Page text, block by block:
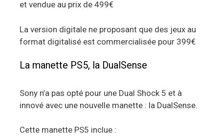
et vendue au prix de 499€
La version digitale ne proposant que des jeux au
format digitalisé est commercialisée pour 399€
La manette PS5, la DualSense
Sony n’a pas opté pour une Dual Shock 5 et à
innové avec une nouvelle manette : la DualSense.
Cette manette PS5 inclue :